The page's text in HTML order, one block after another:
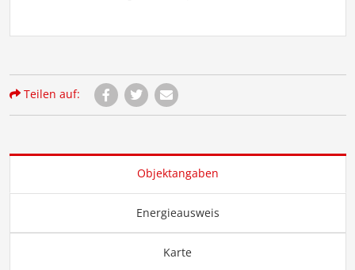
Teilen auf:
Objektangaben
Energieausweis
Karte